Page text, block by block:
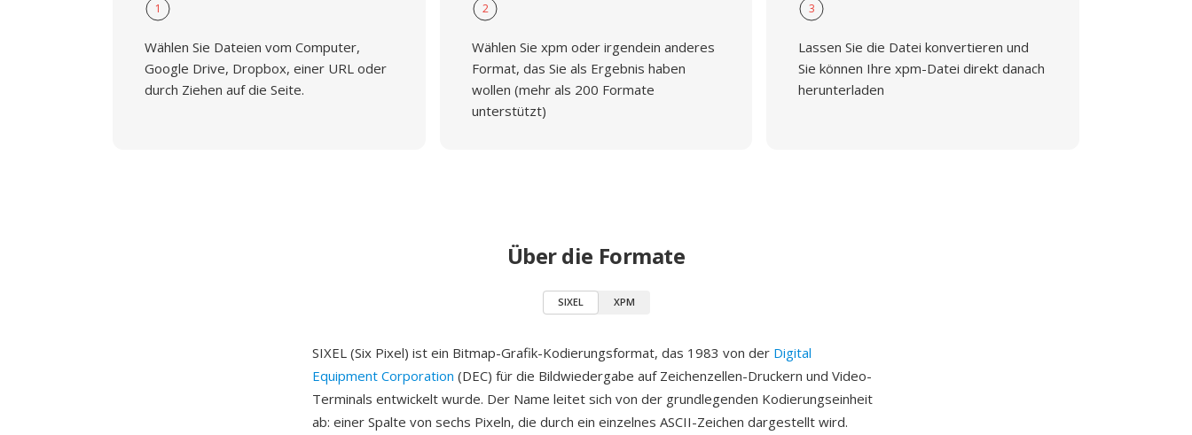
1
Wählen Sie Dateien vom Computer,
Google Drive, Dropbox, einer URL oder
durch Ziehen auf die Seite.
2
Wählen Sie xpm oder irgendein anderes
Format, das Sie als Ergebnis haben
wollen (mehr als 200 Formate
unterstützt)
3
Lassen Sie die Datei konvertieren und
Sie können Ihre xpm-Datei direkt danach
herunterladen
Über die Formate
SIXEL XPM
SIXEL (Six Pixel) ist ein Bitmap-Grafik-Kodierungsformat, das 1983 von der Digital
Equipment Corporation (DEC) für die Bildwiedergabe auf Zeichenzellen-Druckern und Video-
Terminals entwickelt wurde. Der Name leitet sich von der grundlegenden Kodierungseinheit
ab: einer Spalte von sechs Pixeln, die durch ein einzelnes ASCII-Zeichen dargestellt wird.